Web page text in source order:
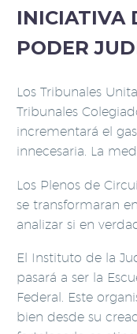
INICIATIVA
PODER
Los Tribunales
Tribunales
incrementará el
innecesaria. La
Los Plenos de
se transformaran
analizar si en
El Instituto de la
pasará a ser la
Federal. Este
bien desde su